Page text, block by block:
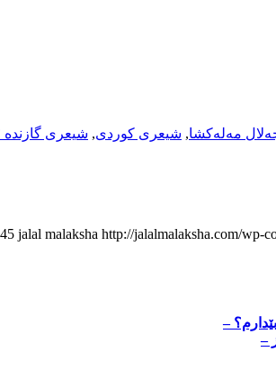
مەلەکشا, شیعری کوردی, شیعری گازنده ٢
jalal malaksha http://jalalmalaksha.com/wp-
–
–